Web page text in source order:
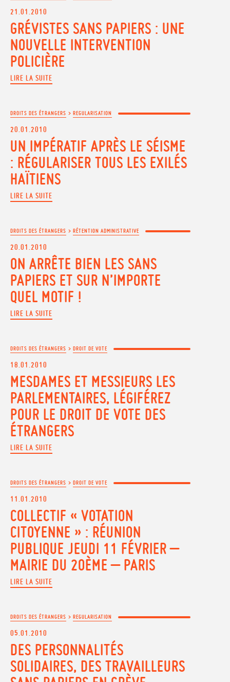
21.01.2010
GRÉVISTES SANS PAPIERS : UNE
NOUVELLE INTERVENTION
POLICIÈRE
LIRE LA SUITE
DROITS DES ÉTRANGERS > REGULARISATION
20.01.2010
UN IMPÉRATIF APRÈS LE SÉISME
: RÉGULARISER TOUS LES EXILÉS
HAÏTIENS
LIRE LA SUITE
DROITS DES ÉTRANGERS > RÉTENTION ADMINISTRATIVE
20.01.2010
ON ARRÊTE BIEN LES SANS
PAPIERS ET SUR N’IMPORTE
QUEL MOTIF !
LIRE LA SUITE
DROITS DES ÉTRANGERS > DROIT DE VOTE
18.01.2010
MESDAMES ET MESSIEURS LES
PARLEMENTAIRES, LÉGIFÉREZ
POUR LE DROIT DE VOTE DES
ÉTRANGERS
LIRE LA SUITE
DROITS DES ÉTRANGERS > DROIT DE VOTE
11.01.2010
COLLECTIF « VOTATION
CITOYENNE » : RÉUNION
PUBLIQUE JEUDI 11 FÉVRIER –
MAIRIE DU 20ÈME – PARIS
LIRE LA SUITE
DROITS DES ÉTRANGERS > REGULARISATION
05.01.2010
DES PERSONNALITÉS
SOLIDAIRES, DES TRAVAILLEURS